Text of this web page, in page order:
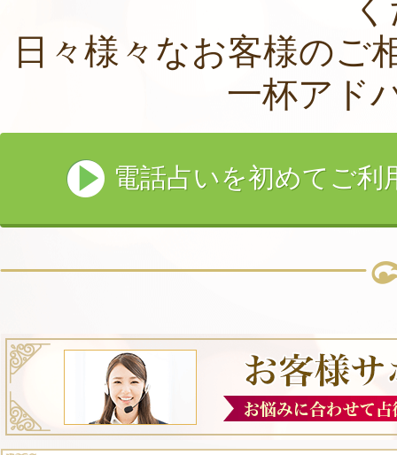
日々様々なお客様のご
一杯アド
電話占いを初めてご